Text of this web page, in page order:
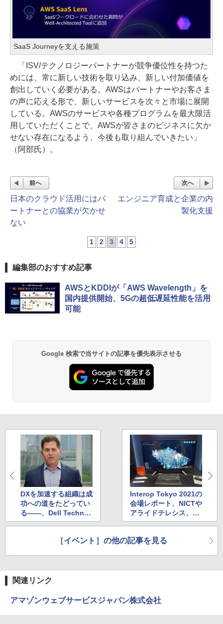
SaaS Journeyを支える施策
「ISV/テクノロジーパートナーが競争優位性を持つた
めには、常に新しい技術を取り込み、新しい付加価値を
創出していく必要がある。AWSはパートナーやお客さま
の声に応える形で、新しいサービスを次々と市場に展開
している。AWSのサービスや各種プログラムを最大限活
用していただくことで、AWSが皆さまのビジネスに欠か
せない存在になるよう、今後も取り組んでいきたい」
（阿部氏）。
前へ
日本のクラウド活用にはパ
ートナーとの協業が欠かせ
ない
次へ
エンジニア育成と企業の内
製化支援
1 2 3 4 5
編集部のおすすめ記事
AWSとKDDIが「AWS Wavelength」を
国内提供開始、5Gの超低遅延性能を活用
可能
Google 検索で当サイトの記事を優先表示させる
DXを加速する組織は成
功への道をたどってい
る――、Dell Technol
ogies Forum 2020基
Interop Tokyo 2021の
会場レポート、NICTや
アライドテレシス、NT
T-ATなどのブースを紹
［イベント］の他の記事を見る
関連リンク
アマゾンウェブサービスジャパン株式会社